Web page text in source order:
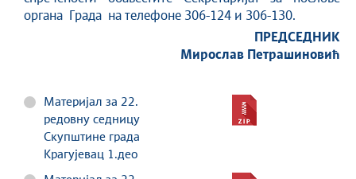
органа Града на телефоне 306-124 и 306-130.
ПРЕДСЕДНИК
Мирослав Петрашиновић
Материјал за 22.
редовну седницу
Скупштине града
Крагујевац 1.део